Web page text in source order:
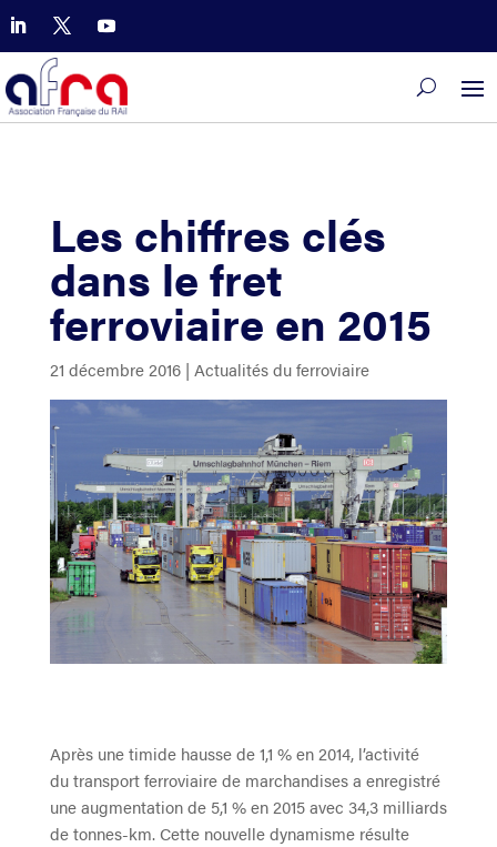
Les chiffres clés
dans le fret
ferroviaire en 2015
21 décembre 2016| Actualités du ferroviaire
Après une timide hausse de 1,1 % en 2014, l’activité
du transport ferroviaire de marchandises a enregistré
une augmentation de 5,1 % en 2015 avec 34,3 milliards
de tonnes-km. Cette nouvelle dynamisme résulte